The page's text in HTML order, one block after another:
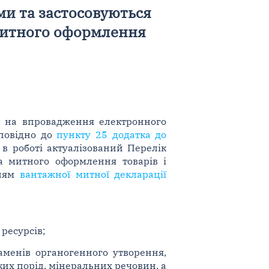
та застосовуються
оформлення
впровадження електронного
допункту 25 додатка до
актуалізований Перелік
оформлення товарів і
вантажної митної декларації
органогенного утворення,
порід, мінеральних речовин, а